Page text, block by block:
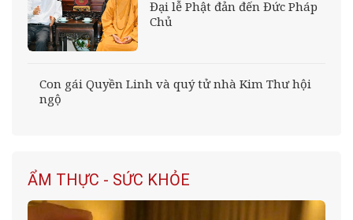
Đại lễ Phật đản đến Đức Pháp
Chủ
Con gái Quyền Linh và quý tử nhà Kim Thư hội
ngộ
ẨM THỰC - SỨC KHỎE